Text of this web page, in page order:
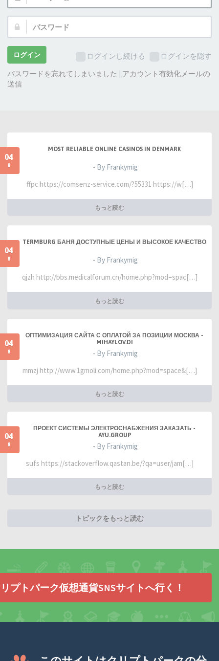
ザ
名:
ド:
ログインし続ける ログインを隠す
ログイン
パスワードを忘れてしまいました | アカウント有効化メールの
送信
04
8
MOST RELIABLE ONLINE CASINOS IN DENMARK
- By Frankymig
ffpc https://comsenz-service.com/?55331 https://w[…]
もっと読む
04
8
TERMBURG БАНЯ ДОСТУПНЫЕ ЦЕНЫ И ВЫСОКОЕ КАЧЕСТВО
- By Frankymig
qjzh http://bbs.medicalforum.cn/home.php?mod=spac[…]
もっと読む
04
8
ОПТИМИЗАЦИЯ САЙТА С ОПЛАТОЙ ЗА ПОЗИЦИИ МОСКВА -
MIHAYLOV.DI
- By Frankymig
mmzj http://www.1gmoli.com/home.php?mod=space&[…]
もっと読む
04
8
ПРОЕКТ СИСТЕМЫ ЭЛЕКТРОСНАБЖЕНИЯ ЗАКАЗАТЬ -
AYU.GROUP
- By Frankymig
sufs https://stackoverflow.qastan.be/?qa=user/jam[…]
もっと読む
トピックをもっと読む
プトパーク仮想通貨SNSサイトへ行く！